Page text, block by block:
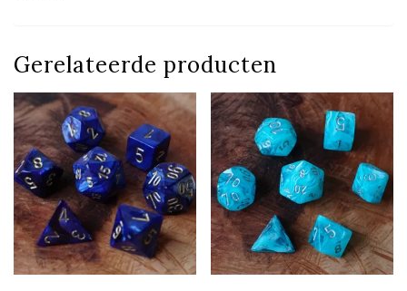
Gerelateerde producten